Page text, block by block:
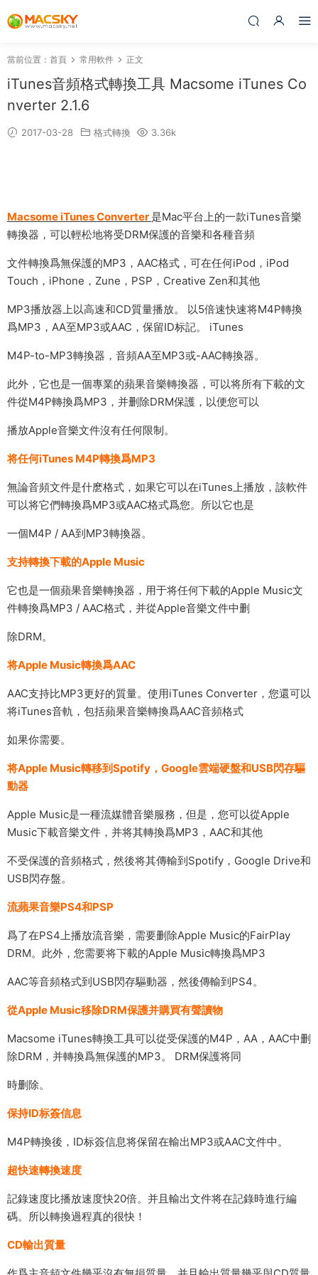
當前位置： 首頁 常用軟件 正文
iTunes音頻格式轉換工具 Macsome iTunes Co
nverter 2.1.6
2017-03-28 格式轉換 3.36k
Macsome iTunes Converter 是Mac平台上的一款iTunes音樂
轉換器，可以輕松地将受DRM保護的音樂和各種音頻
文件轉換爲無保護的MP3，AAC格式，可在任何iPod，iPod
Touch，iPhone，Zune，PSP，Creative Zen和其他
MP3播放器上以高速和CD質量播放。 以5倍速快速将M4P轉換
爲MP3，AA至MP3或AAC，保留ID标記。 iTunes
M4P-to-MP3轉換器，音頻AA至MP3或-AAC轉換器。
此外，它也是一個專業的蘋果音樂轉換器，可以将所有下載的文
件從M4P轉換爲MP3，并删除DRM保護，以便您可以
播放Apple音樂文件沒有任何限制。
将任何iTunes M4P轉換爲MP3
無論音頻文件是什麽格式，如果它可以在iTunes上播放，該軟件
可以将它們轉換爲MP3或AAC格式爲您。所以它也是
一個M4P / AA到MP3轉換器。
支持轉換下載的Apple Music
它也是一個蘋果音樂轉換器，用于将任何下載的Apple Music文
件轉換爲MP3 / AAC格式，并從Apple音樂文件中删
除DRM。
将Apple Music轉換爲AAC
AAC支持比MP3更好的質量。使用iTunes Converter，您還可以
将iTunes音軌，包括蘋果音樂轉換爲AAC音頻格式
如果你需要。
将Apple Music轉移到Spotify，Google雲端硬盤和USB閃存驅
動器
Apple Music是一種流媒體音樂服務，但是，您可以從Apple
Music下載音樂文件，并将其轉換爲MP3，AAC和其他
不受保護的音頻格式，然後将其傳輸到Spotify，Google Drive和
USB閃存盤。
流蘋果音樂PS4和PSP
爲了在PS4上播放流音樂，需要删除Apple Music的FairPlay
DRM。此外，您需要将下載的Apple Music轉換爲MP3
AAC等音頻格式到USB閃存驅動器，然後傳輸到PS4。
從Apple Music移除DRM保護并購買有聲讀物
Macsome iTunes轉換工具可以從受保護的M4P，AA，AAC中删
除DRM，并轉換爲無保護的MP3。 DRM保護将同
時删除。
保持ID标簽信息
M4P轉換後，ID标簽信息将保留在輸出MP3或AAC文件中。
超快速轉換速度
記錄速度比播放速度快20倍。并且輸出文件将在記錄時進行編
碼。所以轉換過程真的很快！
CD輸出質量